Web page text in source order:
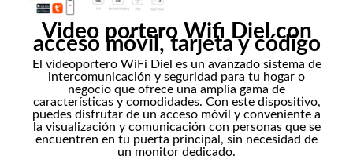
Video portero Wifi Diel con
acceso móvil, tarjeta y código
El videoportero WiFi Diel es un avanzado sistema de
intercomunicación y seguridad para tu hogar o
negocio que ofrece una amplia gama de
características y comodidades. Con este dispositivo,
puedes disfrutar de un acceso móvil y conveniente a
la visualización y comunicación con personas que se
encuentren en tu puerta principal, sin necesidad de
un monitor dedicado.